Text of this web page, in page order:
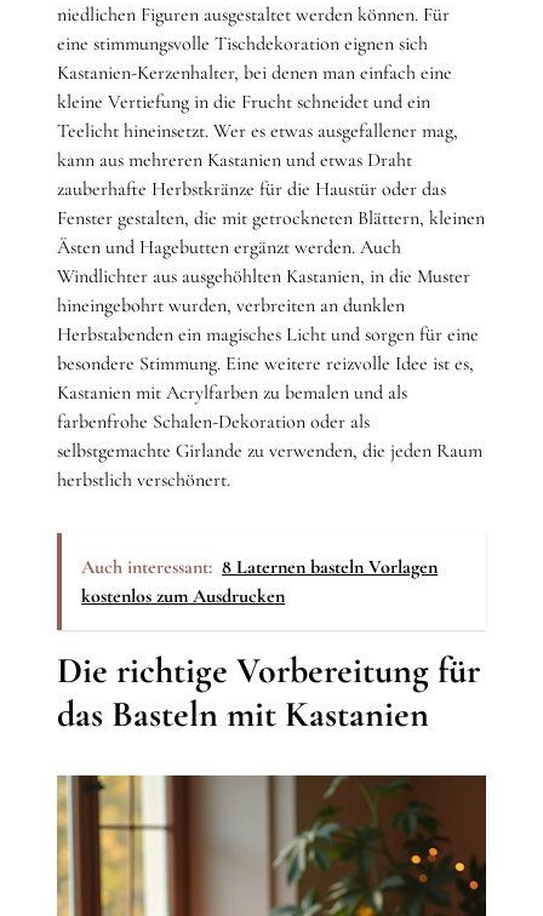
niedlichen Figuren ausgestaltet werden können. Für
eine stimmungsvolle Tischdekoration eignen sich
Kastanien-Kerzenhalter, bei denen man einfach eine
kleine Vertiefung in die Frucht schneidet und ein
Teelicht hineinsetzt. Wer es etwas ausgefallener mag,
kann aus mehreren Kastanien und etwas Draht
zauberhafte Herbstkränze für die Haustür oder das
Fenster gestalten, die mit getrockneten Blättern, kleinen
Ästen und Hagebutten ergänzt werden. Auch
Windlichter aus ausgehöhlten Kastanien, in die Muster
hineingebohrt wurden, verbreiten an dunklen
Herbstabenden ein magisches Licht und sorgen für eine
besondere Stimmung. Eine weitere reizvolle Idee ist es,
Kastanien mit Acrylfarben zu bemalen und als
farbenfrohe Schalen-Dekoration oder als
selbstgemachte Girlande zu verwenden, die jeden Raum
herbstlich verschönert.
Auch interessant: 8 Laternen basteln Vorlagen
kostenlos zum Ausdrucken
Die richtige Vorbereitung für
das Basteln mit Kastanien